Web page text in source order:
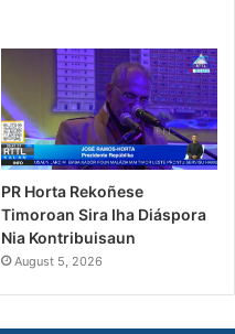
PR Horta Rekoñese
Timoroan Sira Iha Diáspora
Nia Kontribuisaun
August 5, 2026